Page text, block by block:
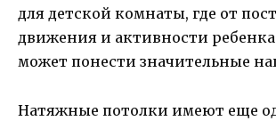
для детской комнаты, где от
движения и активности
может понести значительные
Натяжные потолки имеют еще